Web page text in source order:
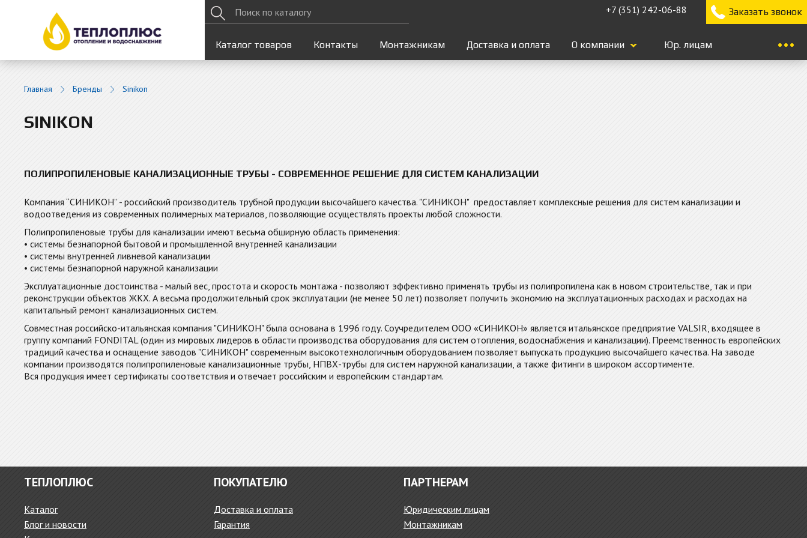
+7 (351) 242-06-88 Заказать звонок
Каталог товаров Контакты Монтажникам Доставка и оплата О компании Юр. лицам
Главная Бренды Sinikon
SINIKON
ПОЛИПРОПИЛЕНОВЫЕ КАНАЛИЗАЦИОННЫЕ ТРУБЫ - СОВРЕМЕННОЕ РЕШЕНИЕ ДЛЯ СИСТЕМ КАНАЛИЗАЦИИ
Компания “СИНИКОН” - российский производитель трубной продукции высочайшего качества. "СИНИКОН" предоставляет комплексные решения для систем канализации и
водоотведения из современных полимерных материалов, позволяющие осуществлять проекты любой сложности.
Полипропиленовые трубы для канализации имеют весьма обширную область применения:
• системы безнапорной бытовой и промышленной внутренней канализации
• системы внутренней ливневой канализации
• системы безнапорной наружной канализации
Эксплуатационные достоинства - малый вес, простота и скорость монтажа - позволяют эффективно применять трубы из полипропилена как в новом строительстве, так и при
реконструкции объектов ЖКХ. А весьма продолжительный срок эксплуатации (не менее 50 лет) позволяет получить экономию на эксплуатационных расходах и расходах на
капитальный ремонт канализационных систем.
Совместная российско-итальянская компания "СИНИКОН" была основана в 1996 году. Соучредителем ООО «СИНИКОН» является итальянское предприятие VALSIR, входящее в
группу компаний FONDITAL (один из мировых лидеров в области производства оборудования для систем отопления, водоснабжения и канализации). Преемственность европейских
традиций качества и оснащение заводов "СИНИКОН" современным высокотехнологичным оборудованием позволяет выпускать продукцию высочайшего качества. На заводе
компании производятся полипропиленовые канализационные трубы, НПВХ-трубы для систем наружной канализации, а также фитинги в широком ассортименте.
Вся продукция имеет сертификаты соответствия и отвечает российским и европейским стандартам.
ТЕПЛОПЛЮС
Каталог
Блог и новости
ПОКУПАТЕЛЮ
Доставка и оплата
Гарантия
ПАРТНЕРАМ
Юридическим лицам
Монтажникам